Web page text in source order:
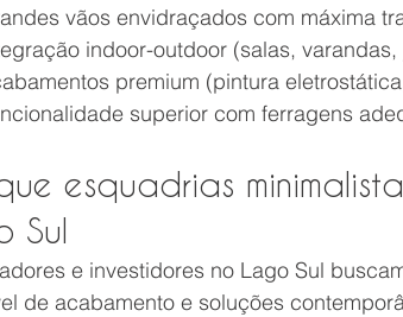
vãos envidraçados com máxima
indoor-outdoor (salas,
premium (pintura
superior com ferragens
esquadrias
Sul
e investidores no Lago Sul
de acabamento e soluções